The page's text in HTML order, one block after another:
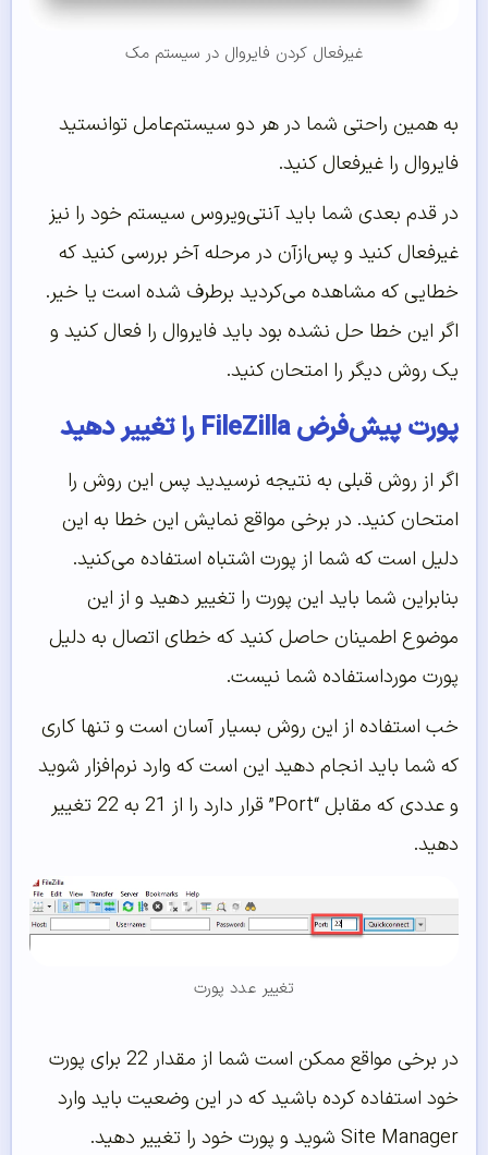
غیرفعال کردن فایروال در سیستم مک
به همین راحتی شما در هر دو سیستم‌عامل توانستید
فایروال را غیرفعال کنید.
در قدم بعدی شما باید آنتی‌ویروس سیستم خود را نیز
غیرفعال کنید و پس‌ازآن در مرحله آخر بررسی کنید که
خطایی که مشاهده می‌کردید برطرف شده است یا خیر.
اگر این خطا حل نشده بود باید فایروال را فعال کنید و
یک روش دیگر را امتحان کنید.
پورت پیش‌‌فرض FileZilla را تغییر دهید
اگر از روش قبلی به نتیجه نرسیدید پس این روش را
امتحان کنید. در برخی مواقع نمایش این خطا به این
دلیل است که شما از پورت اشتباه استفاده می‌کنید.
بنابراین شما باید این پورت را تغییر دهید و از این
موضوع اطمینان حاصل کنید که خطای اتصال به دلیل
پورت مورداستفاده شما نیست.
خب استفاده از این روش بسیار آسان است و تنها کاری
که شما باید انجام دهید این است که وارد نرم‌‌افزار شوید
و عددی که مقابل “Port” قرار دارد را از 21 به 22 تغییر
دهید.
تغییر عدد پورت
در برخی مواقع ممکن است شما از مقدار 22 برای پورت
خود استفاده کرده باشید که در این وضعیت باید وارد
Site Manager شوید و پورت خود را تغییر دهید.